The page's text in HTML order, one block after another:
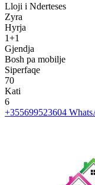
Lloji i Nderteses
Zyra
Hyrja
1+1
Gjendja
Bosh pa mobilje
Siperfaqe
70
Kati
6
+355699523604